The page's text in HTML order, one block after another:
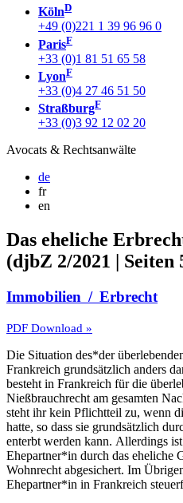
KölnD
+49 (0)221 1 39 96 96 0
ParisF
+33 (0)1 81 51 65 58
LyonF
+33 (0)4 27 46 51 50
StraßburgF
+33 (0)3 92 12 02 20
Avocats & Rechtsanwälte
de
fr
en
Das eheliche
(djbZ 2/2021 | Seiten
Immobilien / Erbrecht
PDF Download »
Die Situation des*der
Frankreich grundsätzlich anders
besteht in Frankreich für die
Nießbrauchrecht am gesamten
steht ihr kein Pflichtteil zu, wenn
hatte, so dass sie grundsätzlich
enterbt werden kann. Allerdings
Ehepartner*in durch das eheliche
Wohnrecht abgesichert. Im
Ehepartner*in in Frankreich